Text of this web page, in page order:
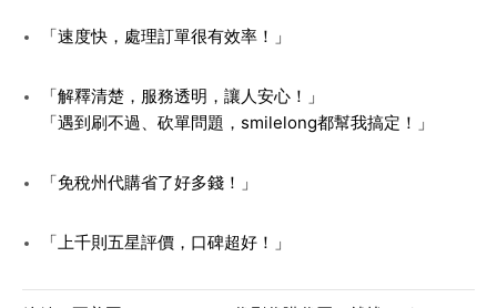
「速度快，處理訂單很有效率！」
「解釋清楚，服務透明，讓人安心！」
「遇到刷不過、砍單問題，smilelong都幫我搞定！」
「免稅州代購省了好多錢！」
「上千則五星評價，口碑超好！」